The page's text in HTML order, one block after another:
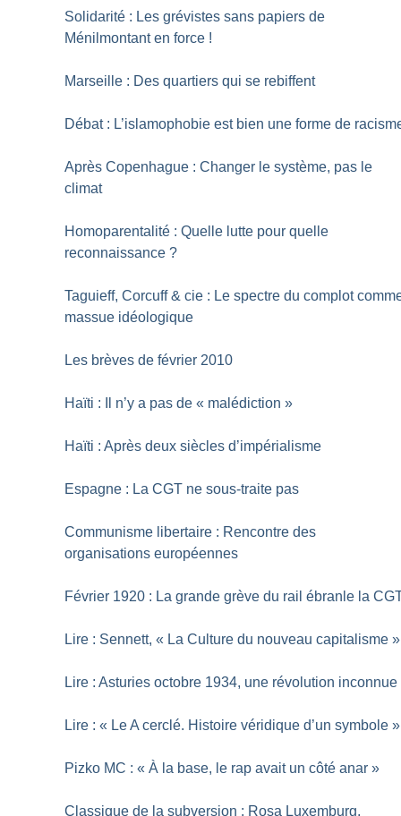
Solidarité : Les grévistes sans papiers de
Ménilmontant en force !
Marseille : Des quartiers qui se rebiffent
Débat : L’islamophobie est bien une forme de
Après Copenhague : Changer le système, pas le
climat
Homoparentalité : Quelle lutte pour quelle
reconnaissance ?
Taguieff, Corcuff & cie : Le spectre du complot
massue idéologique
Les brèves de février 2010
Haïti : Il n’y a pas de « malédiction »
Haïti : Après deux siècles d’impérialisme
Espagne : La CGT ne sous-traite pas
Communisme libertaire : Rencontre des
organisations européennes
Février 1920 : La grande grève du rail ébranle la
Lire : Sennett, « La Culture du nouveau capitalisme »
Lire : Asturies octobre 1934, une révolution inconnue
Lire : « Le A cerclé. Histoire véridique d’un symbole »
Pizko MC : « À la base, le rap avait un côté anar »
Classique de la subversion : Rosa Luxemburg,